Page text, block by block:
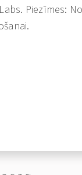
Piezīmes: